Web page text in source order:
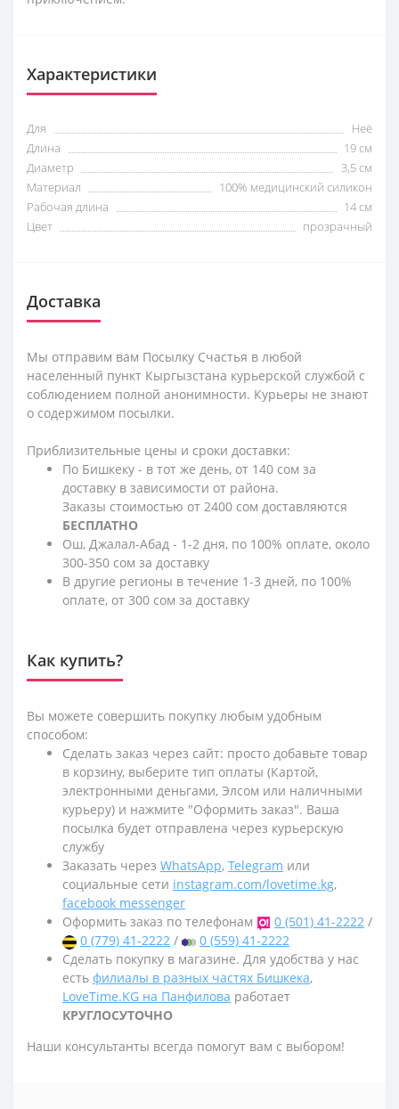
Характеристики
Для
Неё
Длина
19 cм
Диаметр
3,5 см
Материал
100% медицинский силикон
Рабочая длина
14 см
Цвет
прозрачный
Доставка
Мы отправим вам Посылку Счастья в любой
населенный пункт Кыргызстана курьерской службой с
соблюдением полной анонимности. Курьеры не знают
о содержимом посылки.
Приблизительные цены и сроки доставки:
По Бишкеку - в тот же день, от 140 сом за
доставку в зависимости от района.
Заказы стоимостью от 2400 сом доставляются
БЕСПЛАТНО
Ош, Джалал-Абад - 1-2 дня, по 100% оплате, около
300-350 сом за доставку
В другие регионы в течение 1-3 дней, по 100%
оплате, от 300 сом за доставку
Как купить?
Вы можете совершить покупку любым удобным
способом:
Сделать заказ через сайт: просто добавьте товар
в корзину, выберите тип оплаты (Картой,
электронными деньгами, Элсом или наличными
курьеру) и нажмите "Оформить заказ". Ваша
посылка будет отправлена через курьерскую
службу
Заказать через WhatsApp, Telegram или
социальные сети instagram.com/lovetime.kg,
facebook messenger
Оформить заказ по телефонам
0 (501) 41-2222 /
0 (779) 41-2222 /
0 (559) 41-2222
Сделать покупку в магазине. Для удобства у нас
есть филиалы в разных частях Бишкека,
LoveTime.KG на Панфилова работает
КРУГЛОСУТОЧНО
Наши консультанты всегда помогут вам с выбором!